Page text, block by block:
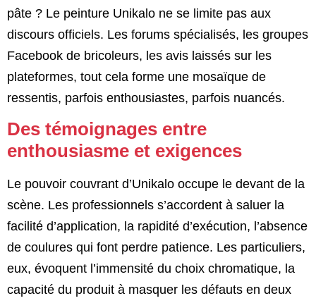
pâte ? Le peinture Unikalo ne se limite pas aux
discours officiels. Les forums spécialisés, les groupes
Facebook de bricoleurs, les avis laissés sur les
plateformes, tout cela forme une mosaïque de
ressentis, parfois enthousiastes, parfois nuancés.
Des témoignages entre
enthousiasme et exigences
Le pouvoir couvrant d’Unikalo occupe le devant de la
scène. Les professionnels s’accordent à saluer la
facilité d’application, la rapidité d’exécution, l’absence
de coulures qui font perdre patience. Les particuliers,
eux, évoquent l’immensité du choix chromatique, la
capacité du produit à masquer les défauts en deux